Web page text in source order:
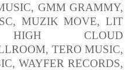
GMM GRAMMY,
MUZIK MOVE, LIT
HIGH CLOUD
TERO MUSIC,
WAYFER RECORDS,